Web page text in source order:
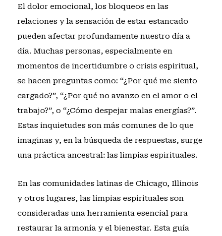
El dolor emocional, los bloqueos en las
relaciones y la sensación de estar estancado
pueden afectar profundamente nuestro día a
día. Muchas personas, especialmente en
momentos de incertidumbre o crisis espiritual,
se hacen preguntas como: “¿Por qué me siento
cargado?”, “¿Por qué no avanzo en el amor o el
trabajo?”, o “¿Cómo despejar malas energías?”.
Estas inquietudes son más comunes de lo que
imaginas y, en la búsqueda de respuestas, surge
una práctica ancestral: las limpias espirituales.
En las comunidades latinas de Chicago, Illinois
y otros lugares, las limpias espirituales son
consideradas una herramienta esencial para
restaurar la armonía y el bienestar. Esta guía